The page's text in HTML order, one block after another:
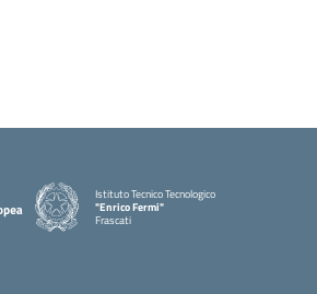
Istituto Tecnico Tecnologico
"Enrico Fermi"
Frascati